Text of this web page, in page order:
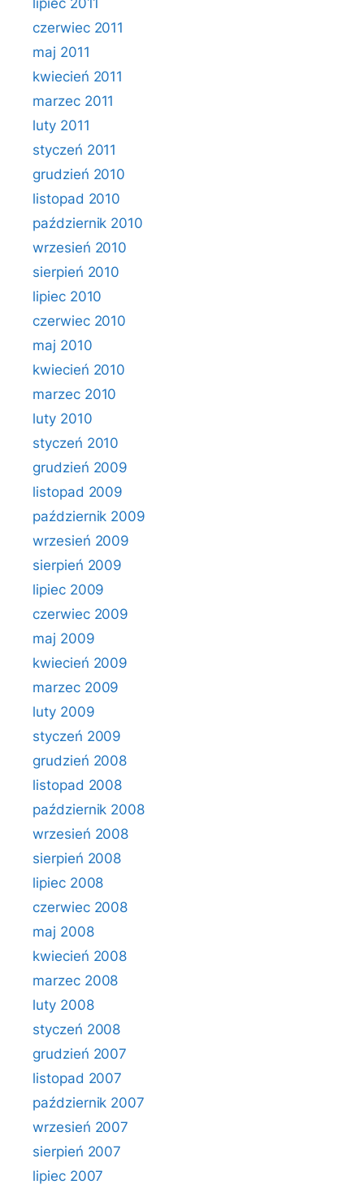
lipiec 2011
czerwiec 2011
maj 2011
kwiecień 2011
marzec 2011
luty 2011
styczeń 2011
grudzień 2010
listopad 2010
październik 2010
wrzesień 2010
sierpień 2010
lipiec 2010
czerwiec 2010
maj 2010
kwiecień 2010
marzec 2010
luty 2010
styczeń 2010
grudzień 2009
listopad 2009
październik 2009
wrzesień 2009
sierpień 2009
lipiec 2009
czerwiec 2009
maj 2009
kwiecień 2009
marzec 2009
luty 2009
styczeń 2009
grudzień 2008
listopad 2008
październik 2008
wrzesień 2008
sierpień 2008
lipiec 2008
czerwiec 2008
maj 2008
kwiecień 2008
marzec 2008
luty 2008
styczeń 2008
grudzień 2007
listopad 2007
październik 2007
wrzesień 2007
sierpień 2007
lipiec 2007